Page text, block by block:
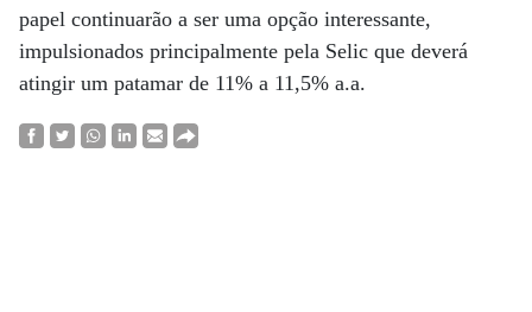
papel continuarão a ser uma opção interessante,
impulsionados principalmente pela Selic que deverá
atingir um patamar de 11% a 11,5% a.a.